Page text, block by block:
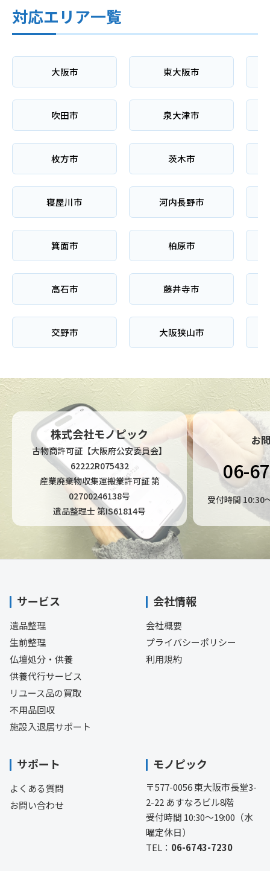
対応エリア一覧
大阪市 東大阪市
吹田市 泉大津市
枚方市 茨木市
寝屋川市 河内長野市
箕面市 柏原市
高石市 藤井寺市
交野市 大阪狭山市
株式会社モノピック
古物商許可証【大阪府公安委員会】
62222R075432
産業廃棄物収集運搬業許可証 第
02700246138号
遺品整理士 第IS61814号
お
06-
受付時間 10:30
サービス
遺品整理
生前整理
仏壇処分・供養
供養代行サービス
リユース品の買取
不用品回収
施設入退居サポート
会社情報
会社概要
プライバシーポリシー
利用規約
サポート
よくある質問
お問い合わせ
モノピック
〒577-0056 東大阪市長堂3-
2-22 あすなろビル8階
受付時間 10:30〜19:00（水
曜定休日）
TEL： 06-6743-7230